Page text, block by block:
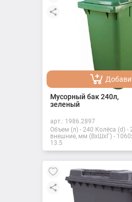
Мусорный бак 240л,
зеленый
арт.: 1986.2897
Объем (л) - 240 Колёса (d) -
внешние, мм (ВхШхГ) -
13.5